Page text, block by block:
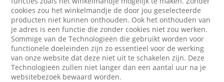
cookies zou het winkelmandje de door jou geselecteerde
producten niet kunnen onthouden. Ook het onthouden van
je adres is een functie die zonder cookies niet zou werken.
Sommige van de Technologieën die gebruikt worden voor
functionele doeleinden zijn zo essentieel voor de werking
van onze website dat deze niet uit te schakelen zijn. Deze
Technologieën zullen niet langer dan een aantal uur na je
websitebezoek bewaard worden.